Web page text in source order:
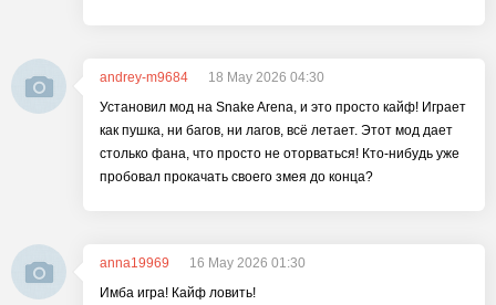
andrey-m9684
18 May 2026 04:30
Установил мод на Snake Arena, и это просто кайф! Играет
как пушка, ни багов, ни лагов, всё летает. Этот мод дает
столько фана, что просто не оторваться! Кто-нибудь уже
пробовал прокачать своего змея до конца?
anna19969
16 May 2026 01:30
Имба игра! Кайф ловить!